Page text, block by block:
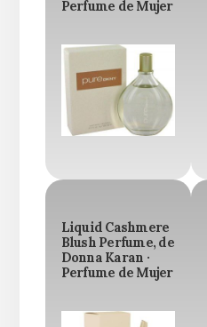
Perfume de Mujer
Liquid Cashmere
Blush Perfume, de
Donna Karan ·
Perfume de Mujer